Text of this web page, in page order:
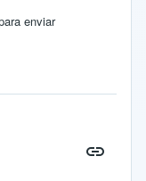
enviar